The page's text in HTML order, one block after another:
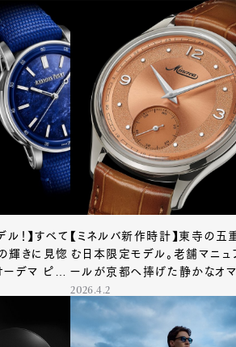
Pen
！】すべて
輝きに見惚
デマ ピ
ルが登場
【ミネルバ新作時計】東寺の五
む日本限定モデル。老舗マニュ
ールが京都へ捧げた静かなオマ
2026.4.2